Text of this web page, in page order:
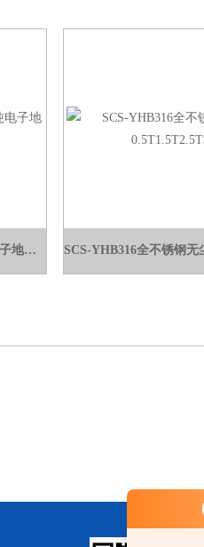
SCS-YHB全不锈钢地磅2吨3吨5吨电子地磅称